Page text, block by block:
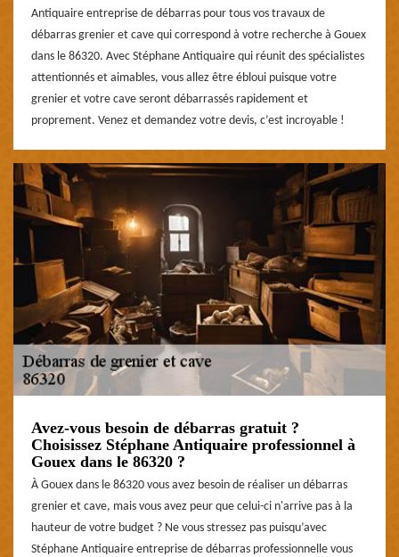
Antiquaire entreprise de débarras pour tous vos travaux de
débarras grenier et cave qui correspond à votre recherche à Gouex
dans le 86320. Avec Stéphane Antiquaire qui réunit des spécialistes
attentionnés et aimables, vous allez être ébloui puisque votre
grenier et votre cave seront débarrassés rapidement et
proprement. Venez et demandez votre devis, c’est incroyable !
Avez-vous besoin de débarras gratuit ?
Choisissez Stéphane Antiquaire professionnel à
Gouex dans le 86320 ?
À Gouex dans le 86320 vous avez besoin de réaliser un débarras
grenier et cave, mais vous avez peur que celui-ci n'arrive pas à la
hauteur de votre budget ? Ne vous stressez pas puisqu’avec
Stéphane Antiquaire entreprise de débarras professionnelle vous